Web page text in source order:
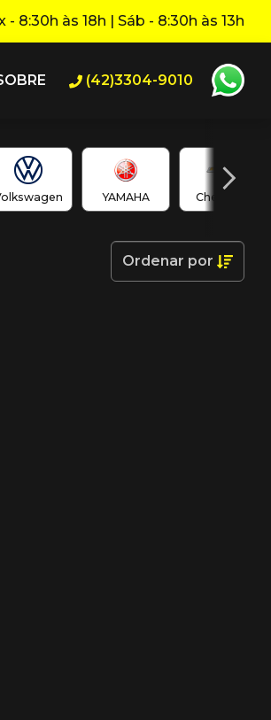
- 8:30h às 18h | Sáb - 8:30h às 13h
(42)3304-9010
YAMAHA Chevrolet
Ordenar por